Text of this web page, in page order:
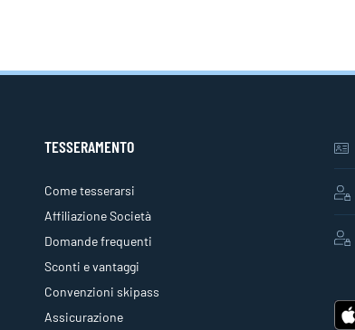
TESSERAMENTO
Come tesserarsi
Affiliazione Società
Domande frequenti
Sconti e vantaggi
Convenzioni skipass
Assicurazione